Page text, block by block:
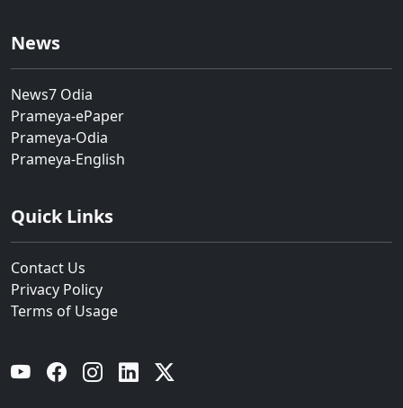
News
News7 Odia
Prameya-ePaper
Prameya-Odia
Prameya-English
Quick Links
Contact Us
Privacy Policy
Terms of Usage
YouTube Facebook Instagram Linkedin